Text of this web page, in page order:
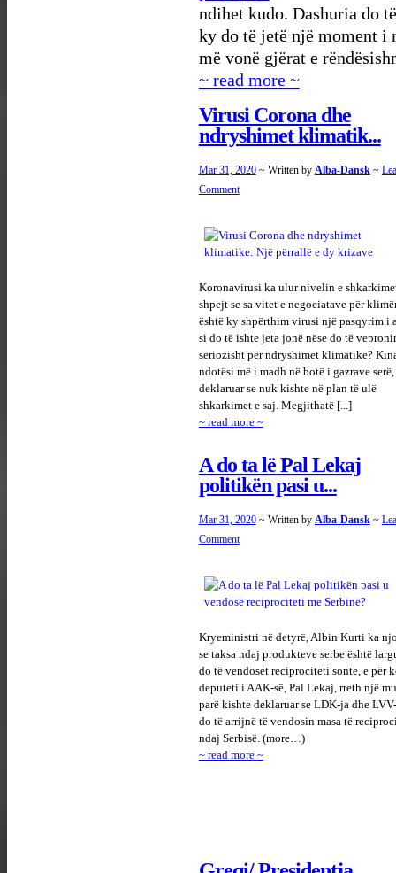
ndihet kudo. Dashuria do
ky do të jetë një moment i
më vonë gjërat e
~ read more ~
Virusi Corona dhe
ndryshimet klimatik...
Mar 31, 2020 ~ Written by Alba-Dansk ~
Comment
Koronavirusi ka ulur nivelin e
shpejt se sa vitet e negociatave për
është ky shpërthim virusi një pasqyrim i
si do të ishte jeta jonë nëse do të
seriozisht për ndryshimet klimatike?
ndotësi më i madh në botë i gazrave
deklaruar se nuk kishte në plan të ulë
shkarkimet e saj. Megjithatë [...]
~ read more ~
A do ta lë Pal Lekaj
politikën pasi u...
Mar 31, 2020 ~ Written by Alba-Dansk ~
Comment
Kryeministri në detyrë, Albin Kurti ka
se taksa ndaj produkteve serbe është
do të vendoset reciprociteti sonte, e për
deputeti i AAK-së, Pal Lekaj, rreth një
parë kishte deklaruar se LDK-ja dhe
do të arrijnë të vendosin masa të
ndaj Serbisë. (more…)
~ read more ~